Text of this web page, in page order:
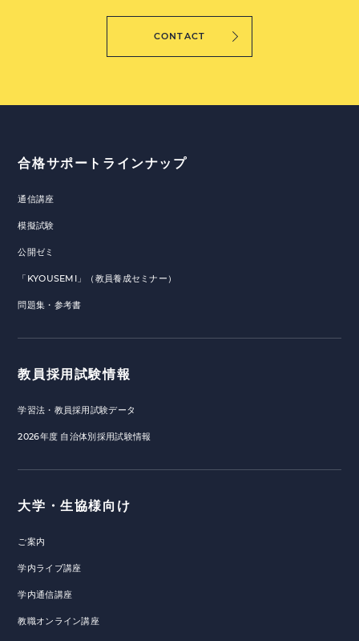
CONTACT
合格サポートラインナップ
通信講座
模擬試験
公開ゼミ
「KYOUSEMI」（教員養成セミナー）
問題集・参考書
教員採用試験情報
学習法・教員採用試験データ
2026年度 自治体別採用試験情報
大学・生協様向け
ご案内
学内ライブ講座
学内通信講座
教職オンライン講座